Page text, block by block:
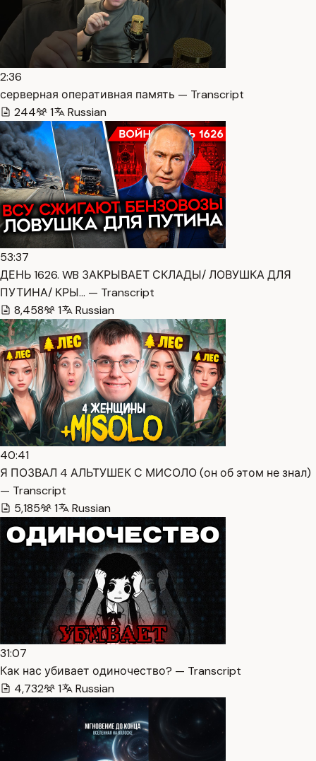
2:36
серверная оперативная память — Transcript
244
1 Russian
53:37
ДЕНЬ 1626. WB ЗАКРЫВАЕТ СКЛАДЫ/ ЛОВУШКА ДЛЯ
ПУТИНА/ КРЫ… — Transcript
8,458
1 Russian
40:41
Я ПОЗВАЛ 4 АЛЬТУШЕК С МИСОЛО (он об этом не знал)
— Transcript
5,185
1 Russian
31:07
Как нас убивает одиночество? — Transcript
4,732
1 Russian